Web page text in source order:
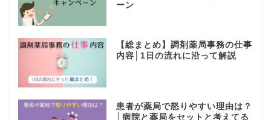
ーン
【総まとめ】調剤薬局事務の仕事
内容│1日の流れに沿って解説
患者が薬局で怒りやすい理由は？
│病院と薬局をセットと考えてる